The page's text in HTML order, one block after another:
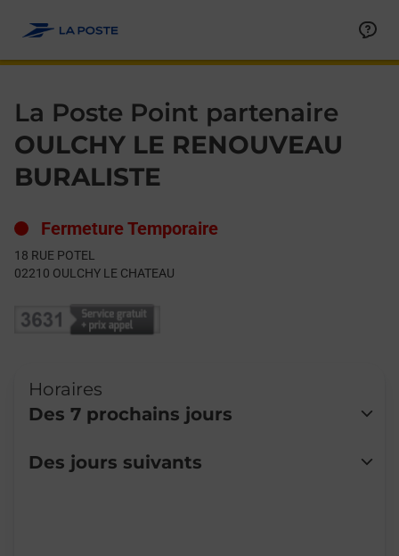
La Poste Point partenaire
OULCHY LE RENOUVEAU
BURALISTE
Fermeture Temporaire
18 RUE POTEL
02210 OULCHY LE CHATEAU
Horaires
Des 7 prochains jours
Lundi
Fermé
Des jours suivants